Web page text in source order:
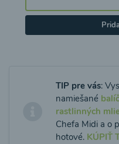
TIP pre vás:
namiešané
rastlinných
Chefa Midi a o
hotové. KÚPIŤ